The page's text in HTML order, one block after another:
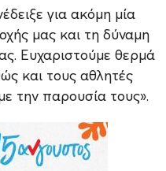
για ακόμη μία
μας και τη δύναμη
Ευχαριστούμε θερμά
και τους αθλητές
την παρουσία τους».